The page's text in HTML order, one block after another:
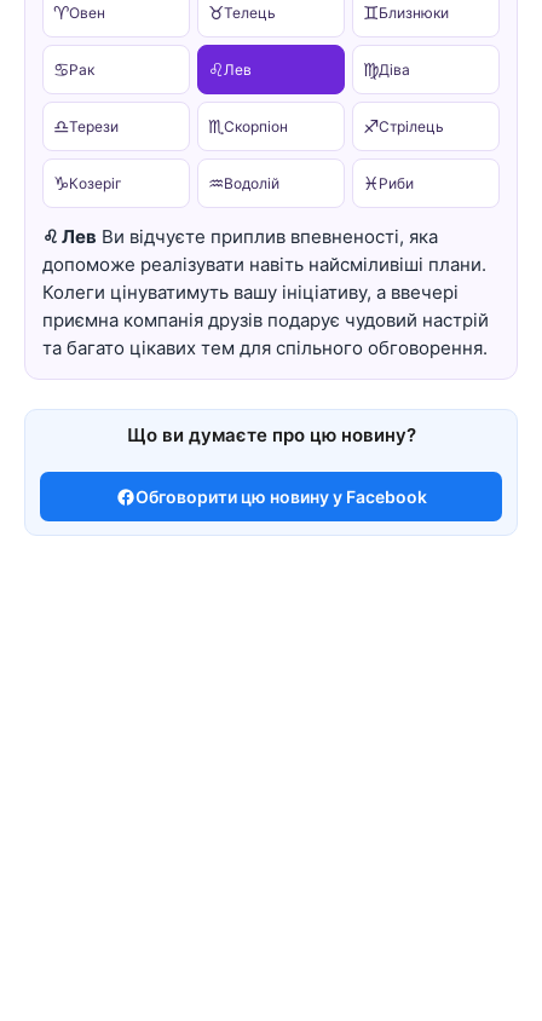
♈Овен ♉Телець ♊Близнюки
♋Рак ♌ Лев ♍Діва
♎Терези ♏Скорпіон ♐Стрілець
♑Козеріг ♒Водолій ♓ Риби
♌ Лев Ви відчуєте приплив впевненості, яка
допоможе реалізувати навіть найсміливіші плани.
Колеги цінуватимуть вашу ініціативу, а ввечері
приємна компанія друзів подарує чудовий настрій
та багато цікавих тем для спільного обговорення.
Що ви думаєте про цю новину?
Обговорити цю новину у Facebook